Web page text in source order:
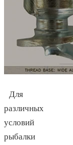
Для
различных
условий
рыбалки